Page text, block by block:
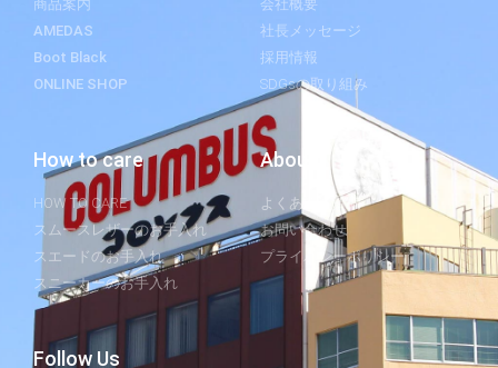
商品案内
AMEDAS
Boot Black
ONLINE SHOP
会社概要
社長メッセージ
採用情報
SDGsの取り組み
How to care
HOW TO CARE
スムースレザーのお手入れ
スエードのお手入れ
スニーカーのお手入れ
About
よくあるご質問
お問い合わせ
プライバシーポリシー
Follow Us